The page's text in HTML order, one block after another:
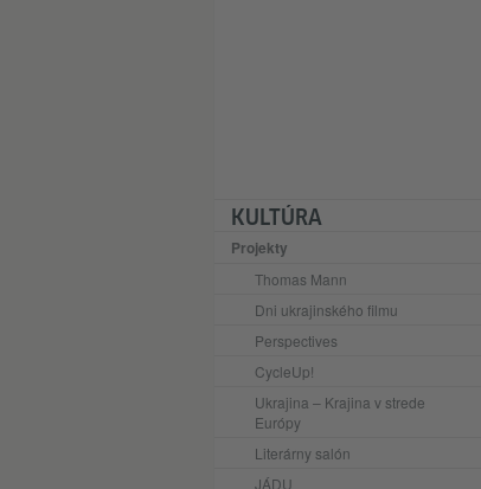
KULTÚRA
Projekty
Thomas Mann
Dni ukrajinského filmu
Perspectives
CycleUp!
Ukrajina – Krajina v strede
Európy
Literárny salón
JÁDU